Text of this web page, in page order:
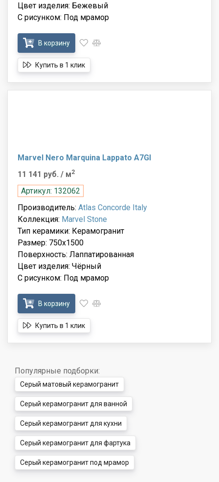
Цвет изделия: Бежевый
С рисунком: Под мрамор
В корзину
Купить в 1 клик
Marvel Nero Marquina Lappato A7GI
11 141 руб. / м2
Артикул: 132062
Производитель: Atlas Concorde Italy
Коллекция: Marvel Stone
Тип керамики: Керамогранит
Размер: 750x1500
Поверхность: Лаппатированная
Цвет изделия: Чёрный
С рисунком: Под мрамор
В корзину
Купить в 1 клик
Популярные подборки:
Серый матовый керамогранит
Серый керамогранит для ванной
Серый керамогранит для кухни
Серый керамогранит для фартука
Серый керамогранит под мрамор